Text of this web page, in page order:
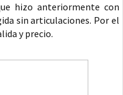
hizo anteriormente con
sin articulaciones. Por el
y precio.